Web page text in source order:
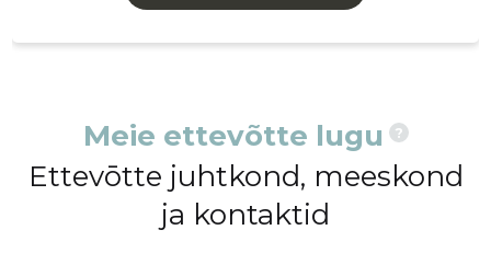
Meie ettevõtte lugu ?
Ettevōtte juhtkond, meeskond
ja kontaktid